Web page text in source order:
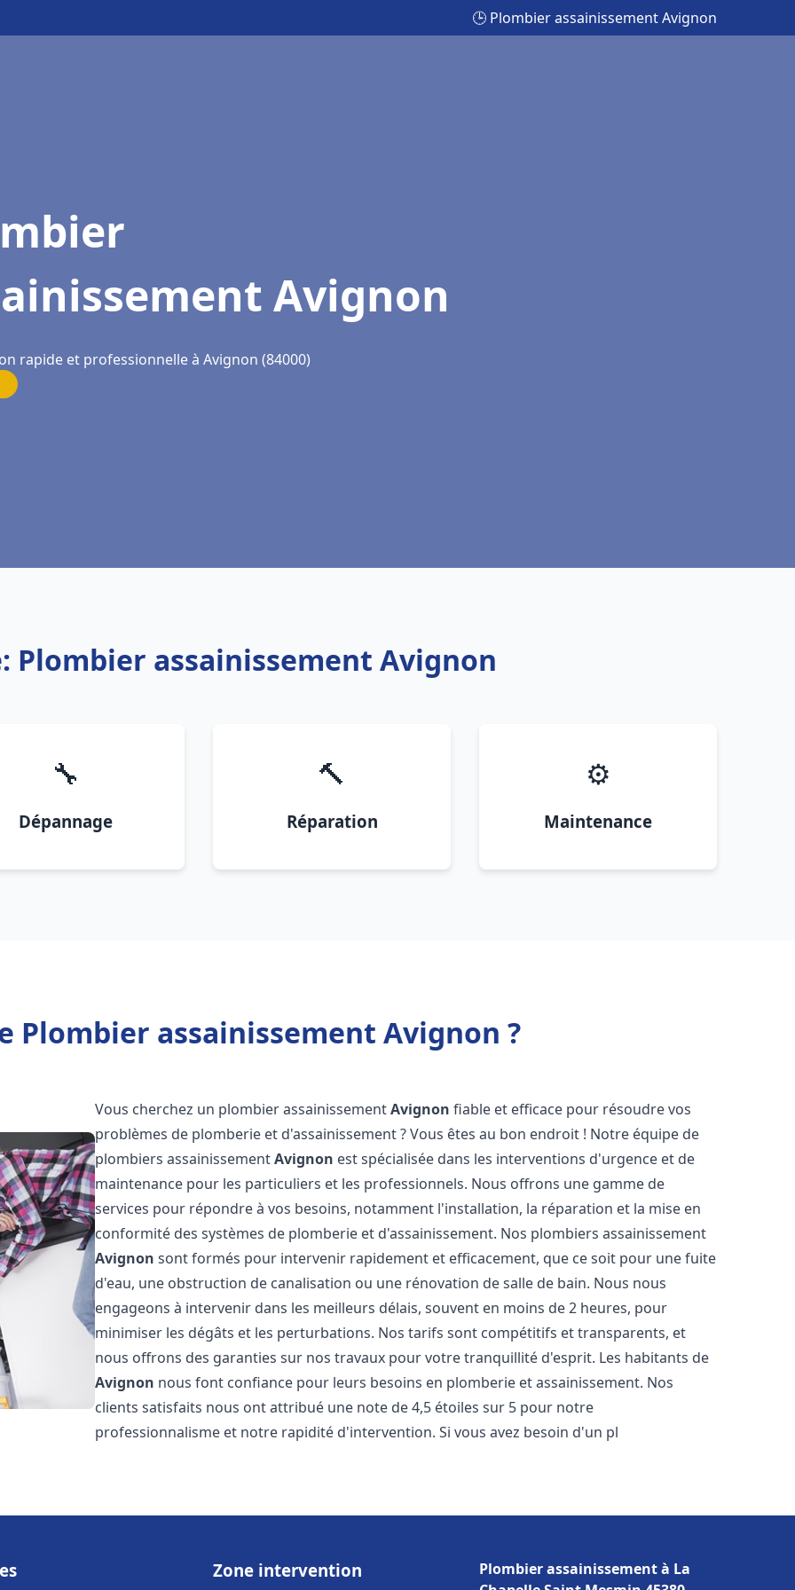
🕒 Plombier assainissement Avignon
Avignon
rapide et professionnelle à Avignon (84000)
Plombier assainissement Avignon
🔧
Dépannage
🔨
Réparation
⚙️
Maintenance
Plombier assainissement Avignon ?
Vous cherchez un plombier assainissementAvignon fiable et efficace pour résoudre vos
problèmes de plomberie et d'assainissement ? Vous êtes au bon endroit ! Notre équipe de
plombiers assainissementAvignon est spécialisée dans les interventions d'urgence et de
maintenance pour les particuliers et les professionnels. Nous offrons une gamme de
services pour répondre à vos besoins, notamment l'installation, la réparation et la mise en
conformité des systèmes de plomberie et d'assainissement. Nos plombiers assainissement
Avignon sont formés pour intervenir rapidement et efficacement, que ce soit pour une fuite
d'eau, une obstruction de canalisation ou une rénovation de salle de bain. Nous nous
engageons à intervenir dans les meilleurs délais, souvent en moins de 2 heures, pour
minimiser les dégâts et les perturbations. Nos tarifs sont compétitifs et transparents, et
nous offrons des garanties sur nos travaux pour votre tranquillité d'esprit. Les habitants de
Avignon nous font confiance pour leurs besoins en plomberie et assainissement. Nos
clients satisfaits nous ont attribué une note de 4,5 étoiles sur 5 pour notre
professionnalisme et notre rapidité d'intervention. Si vous avez besoin d'un pl
Zone intervention
Plombier assainissement à La